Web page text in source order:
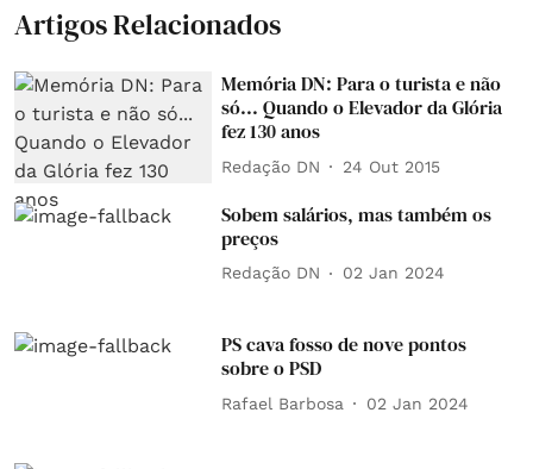
Artigos Relacionados
Memória DN: Para o turista e não
só... Quando o Elevador da Glória
fez 130 anos
Redação DN 24 Out 2015
Sobem salários, mas também os
preços
Redação DN 02 Jan 2024
PS cava fosso de nove pontos
sobre o PSD
Rafael Barbosa 02 Jan 2024